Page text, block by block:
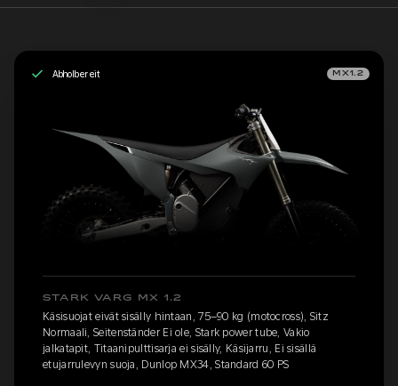
Abholbereit MX1.2
STARK VARG MX 1.2
Käsisuojat eivät sisälly hintaan, 75–90 kg (motocross), Sitz
Normaali, Seitenständer Ei ole, Stark power tube, Vakio
jalkatapit, Titaanipulttisarja ei sisälly, Käsijarru, Ei sisällä
etujarrulevyn suoja, Dunlop MX34, Standard 60 PS